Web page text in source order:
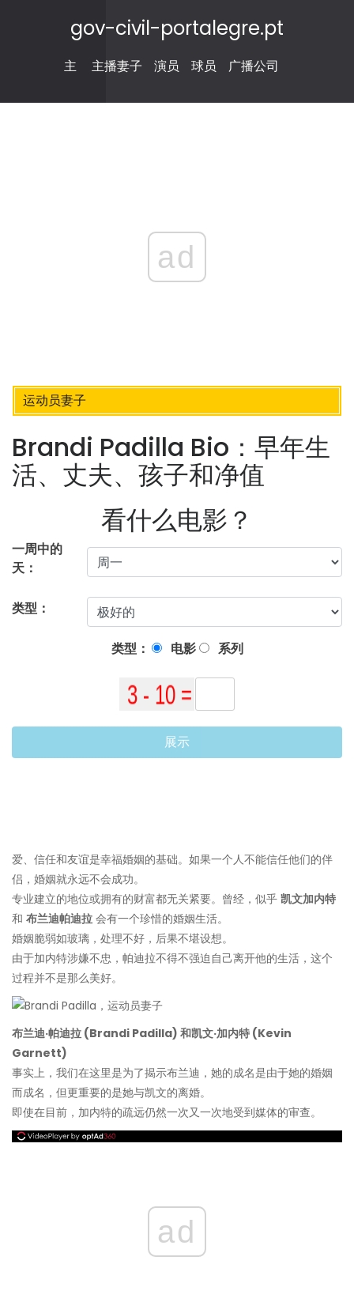
gov-civil-portalegre.pt
主 主播妻子 演员 球员 广播公司
ad
运动员妻子
Brandi Padilla Bio：早年生
活、丈夫、孩子和净值
看什么电影？
一周中的
天：
类型：
类型： 电影 系列
展示
爱、信任和友谊是幸福婚姻的基础。如果一个人不能信任他们的伴
侣，婚姻就永远不会成功。
专业建立的地位或拥有的财富都无关紧要。曾经，似乎 凯文加内特
和 布兰迪帕迪拉 会有一个珍惜的婚姻生活。
婚姻脆弱如玻璃，处理不好，后果不堪设想。
由于加内特涉嫌不忠，帕迪拉不得不强迫自己离开他的生活，这个
过程并不是那么美好。
布兰迪·帕迪拉 (Brandi Padilla) 和凯文·加内特 (Kevin
Garnett)
事实上，我们在这里是为了揭示布兰迪，她的成名是由于她的婚姻
而成名，但更重要的是她与凯文的离婚。
即使在目前，加内特的疏远仍然一次又一次地受到媒体的审查。
ad